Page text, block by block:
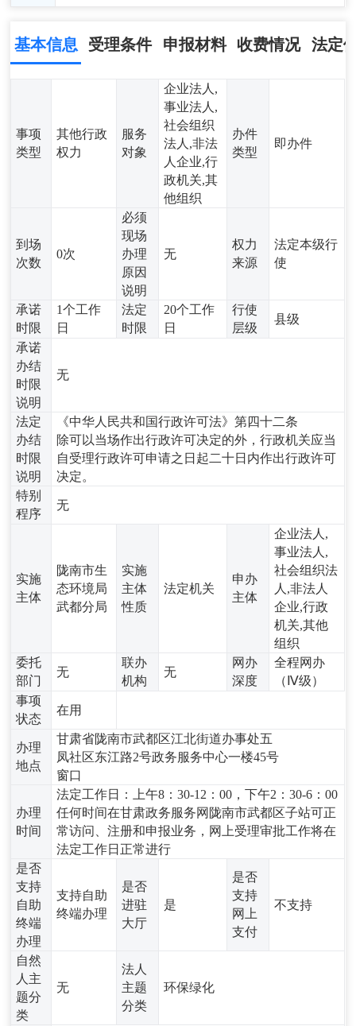
基本信息 受理条件 申报材料 收费情况 法定
事项
类型
其他行政
权力
服务
对象
企业法人,
事业法人,
社会组织
法人,非法
人企业,行
政机关,其
他组织
办件
类型
即办件
到场
次数
0次
必须
现场
办理
原因
说明
无
权力
来源
法定本级行
使
承诺
时限
1个工作
日
法定
时限
20个工作
日
行使
层级
县级
承诺
办结
时限
说明
无
法定
办结
时限
说明
《中华人民共和国行政许可法》第四十二条
除可以当场作出行政许可决定的外，行政机关应当
自受理行政许可申请之日起二十日内作出行政许可
决定。
特别
程序
无
实施
主体
陇南市生
态环境局
武都分局
实施
主体
性质
法定机关
申办
主体
企业法人,
事业法人,
社会组织法
人,非法人
企业,行政
机关,其他
组织
委托
部门
无
联办
机构
无
网办
深度
全程网办
（Ⅳ级）
事项
状态
在用
办理
地点
甘肃省陇南市武都区江北街道办事处五
凤社区东江路2号政务服务中心一楼45号
窗口
办理
时间
法定工作日：上午8：30-12：00，下午2：30-6：00
任何时间在甘肃政务服务网陇南市武都区子站可正
常访问、注册和申报业务，网上受理审批工作将在
法定工作日正常进行
是否
支持
自助
终端
办理
支持自助
终端办理
是否
进驻
大厅
是
是否
支持
网上
支付
不支持
自然
人主
题分
类
无
法人
主题
分类
环保绿化